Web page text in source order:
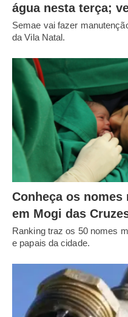
água nesta terça;
Semae vai fazer
da Vila Natal.
Conheça os
em Mogi das
Ranking traz os 50 nomes
e papais da cidade.